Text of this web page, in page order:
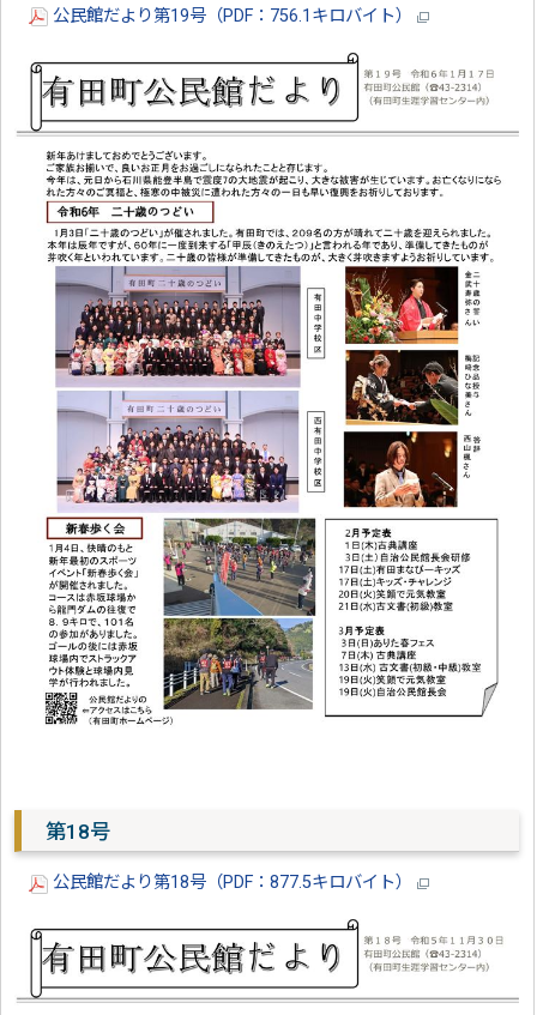
公民館だより第19号（PDF：756.1キロバイト）
第18号
公民館だより第18号（PDF：877.5キロバイト）